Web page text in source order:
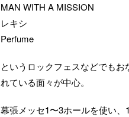
MAN WITH A MISSION
レキシ
Perfume
というロックフェスなどでも
れている面々が中心。
幕張メッセ1〜3ホールを使い